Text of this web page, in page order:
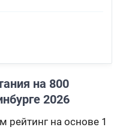
на 800
2026
рейтинг на основе 1